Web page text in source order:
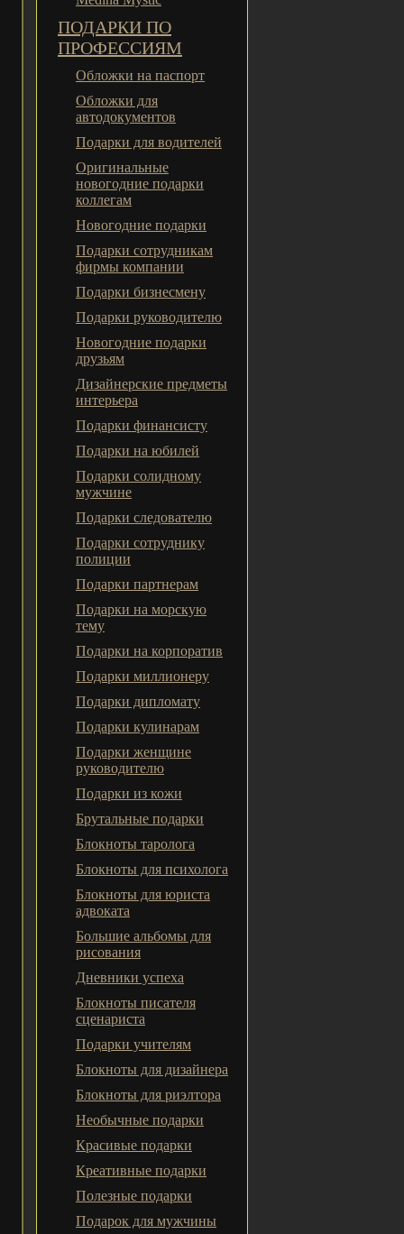
ПОДАРКИ ПО
ПРОФЕССИЯМ
Обложки на паспорт
Обложки для
автодокументов
Подарки для водителей
Оригинальные
новогодние подарки
коллегам
Новогодние подарки
Подарки сотрудникам
фирмы компании
Подарки бизнесмену
Подарки руководителю
Новогодние подарки
друзьям
Дизайнерские предметы
интерьера
Подарки финансисту
Подарки на юбилей
Подарки солидному
мужчине
Подарки следователю
Подарки сотруднику
полиции
Подарки партнерам
Подарки на морскую
тему
Подарки на корпоратив
Подарки миллионеру
Подарки дипломату
Подарки кулинарам
Подарки женщине
руководителю
Подарки из кожи
Брутальные подарки
Блокноты таролога
Блокноты для психолога
Блокноты для юриста
адвоката
Большие альбомы для
рисования
Дневники успеха
Блокноты писателя
сценариста
Подарки учителям
Блокноты для дизайнера
Блокноты для риэлтора
Необычные подарки
Красивые подарки
Креативные подарки
Полезные подарки
Подарок для мужчины